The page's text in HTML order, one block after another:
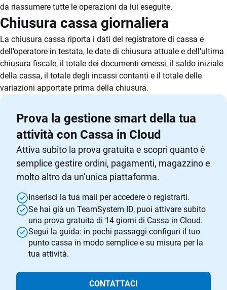
da riassumere tutte le operazioni da lui eseguite.
Chiusura cassa giornaliera
La chiusura cassa riporta i dati del registratore di cassa e
dell’operatore in testata, le date di chiusura attuale e dell’ultima
chiusura fiscale, il totale dei documenti emessi, il saldo iniziale
della cassa, il totale degli incassi contanti e il totale delle
variazioni apportate prima della chiusura.
Prova la gestione smart della tua
attività con Cassa in Cloud
Attiva subito la prova gratuita e scopri quanto è
semplice gestire ordini, pagamenti, magazzino e
molto altro da un’unica piattaforma.
Inserisci la tua mail per accedere o registrarti.
Se hai già un TeamSystem ID, puoi attivare subito
una prova gratuita di 14 giorni di Cassa in Cloud.
Segui la guida: in pochi passaggi configuri il tuo
punto cassa in modo semplice e su misura per la
tua attività.
CONTATTACI